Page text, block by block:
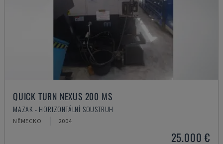
QUICK TURN NEXUS 200 MS
MAZAK - HORIZONTÁLNÍ SOUSTRUH
NĚMECKO 2004
25.000 €